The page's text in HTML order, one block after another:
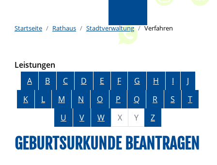
Startseite Rathaus Stadtverwaltung Verfahren
Leistungen
Alphabetisches Register überspringen
A B C D E F G H I
J
K
L M N O P Q R S
T
U
V W X Y Z
GEBURTSURKUNDE BEANTRAGEN